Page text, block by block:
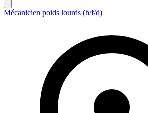
Mécanicien poids lourds (h/f/d)